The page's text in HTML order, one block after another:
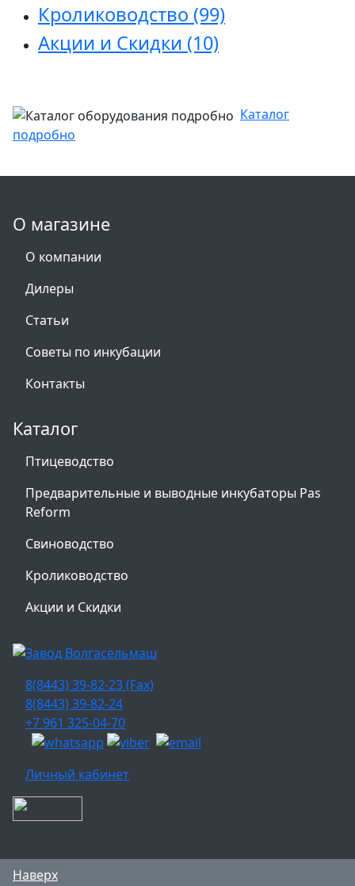
Кролиководство (99)
Акции и Скидки (10)
Каталог
подробно
О магазине
О компании
Дилеры
Статьи
Советы по инкубации
Контакты
Каталог
Птицеводство
Предварительные и выводные инкубаторы Pas
Reform
Свиноводство
Кролиководство
Акции и Скидки
8(8443) 39-82-23 (Fax)
8(8443) 39-82-24
+7 961 325-04-70
Личный кабинет
Наверх